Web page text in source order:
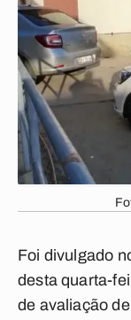
Foi divulgado
desta quarta-
de avaliação